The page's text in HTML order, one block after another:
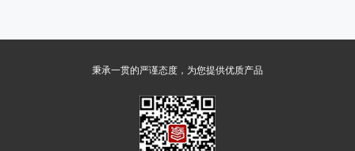
秉承一贯的严谨态度，为您提供优质产品